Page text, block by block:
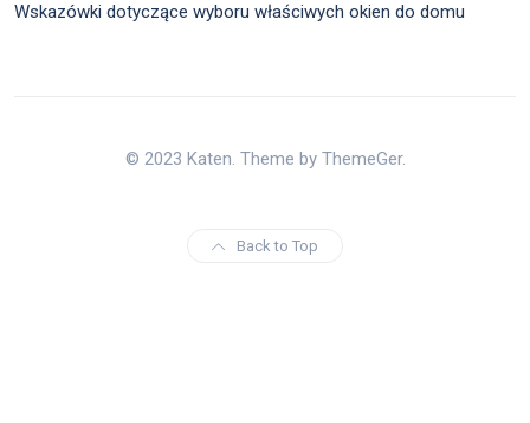
Wskazówki dotyczące wyboru właściwych okien do domu
© 2023 Katen. Theme by ThemeGer.
Back to Top